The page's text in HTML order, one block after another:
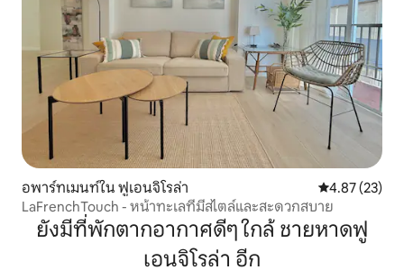
อพาร์ทเมนท์ใน ฟูเอนจิโรล่า คะแนนเฉลี่ย
4.87 (23)
LaFrenchTouch - หน้าทะเลที่มีสไตล์และสะดวกสบาย
ยังมีที่พักตากอากาศดีๆ ใกล้ ชายหาดฟู
เอนจิโรล่า อีก